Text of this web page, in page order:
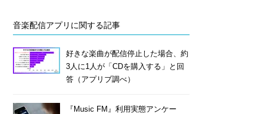
音楽配信アプリに関する記事
好きな楽曲が配信停止した場合、約
3人に1人が「CDを購入する」と回
答（アプリブ調べ）
『Music FM』利用実態アンケー